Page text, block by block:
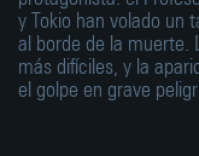
y Tokio han volado un
al borde de la muerte.
más difíciles, y la
el golpe en grave